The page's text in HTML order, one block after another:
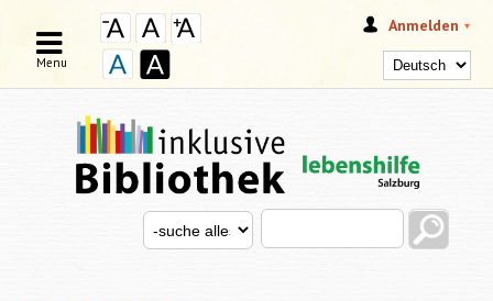
Anmelden
SUCHFORMULAR
Search this site
Search for
Menu